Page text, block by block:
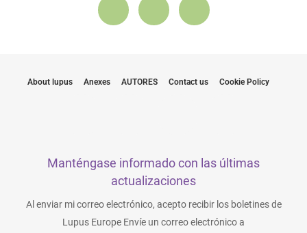
About lupus Anexes AUTORES Contact us Cookie Policy
Manténgase informado con las últimas
actualizaciones
Al enviar mi correo electrónico, acepto recibir los boletines de
Lupus Europe Envíe un correo electrónico a